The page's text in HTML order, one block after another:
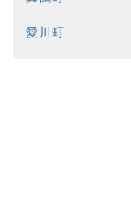
愛川町